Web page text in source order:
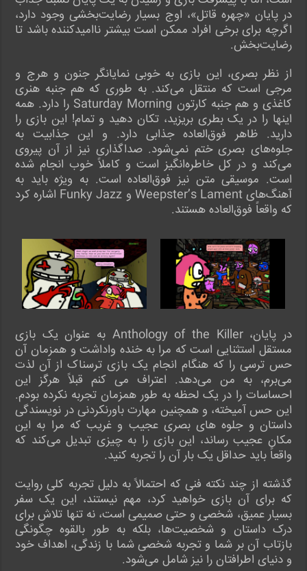
در پایان «چهره قاتل»، اوج بسیار رضایت‌بخشی وجود دارد،
اگرچه برای برخی افراد ممکن است بیشتر ناامیدکننده باشد تا
رضایت‌بخش.
از نظر بصری، این بازی به خوبی نمایانگر جنون و هرج و
مرجی است که منتقل می‌کند. به طوری که هم جنبه هنری
کاغذی و هم جنبه کارتون Saturday Morning را دارد. همه
اینها را در یک بطری بریزید، تکان دهید و تمام! این بازی را
دارید. ظاهر فوق‌العاده جذابی دارد. و این جذابیت به
جلوه‌های بصری ختم نمی‌شود. صداگذاری نیز از آن پیروی
می‌کند و در کل خاطره‌انگیز است و کاملاً خوب انجام شده
است. موسیقی متن نیز فوق‌العاده است. به ویژه باید به
آهنگ‌های Weepster’s Lament و Funky Jazz اشاره کرد
که واقعاً فوق‌العاده هستند.
در پایان، Anthology of the Killer به عنوان یک بازی
مستقل استثنایی است که مرا به خنده واداشت و همزمان آن
حس ترسی را که هنگام انجام یک بازی ترسناک از آن لذت
می‌برم، به من می‌دهد. اعتراف می کنم قبلاً هرگز این
احساسات را در یک لحظه به طور همزمان تجربه نکرده بودم.
این حس آمیخته، و همچنین مهارت باورنکردنی در نویسندگی
داستان و جلوه های بصری عجیب و غریب که مرا به این
مکان عجیب رساند، این بازی را به چیزی تبدیل می‌کند که
واقعاً باید حداقل یک بار آن را تجربه کنید.
گذشته از چند نکته فنی که احتمالاً به دلیل تجربه کلی روایت
که برای آن بازی خواهید کرد، مهم نیستند، این یک سفر
بسیار عمیق، شخصی و حتی صمیمی است، نه تنها تلاش برای
درک داستان و شخصیت‌ها، بلکه به طور بالقوه چگونگی
بازتاب آن بر شما و تجربه شخصی شما با زندگی، اهداف خود
و دنیای اطرافتان را نیز شامل می‌شود.